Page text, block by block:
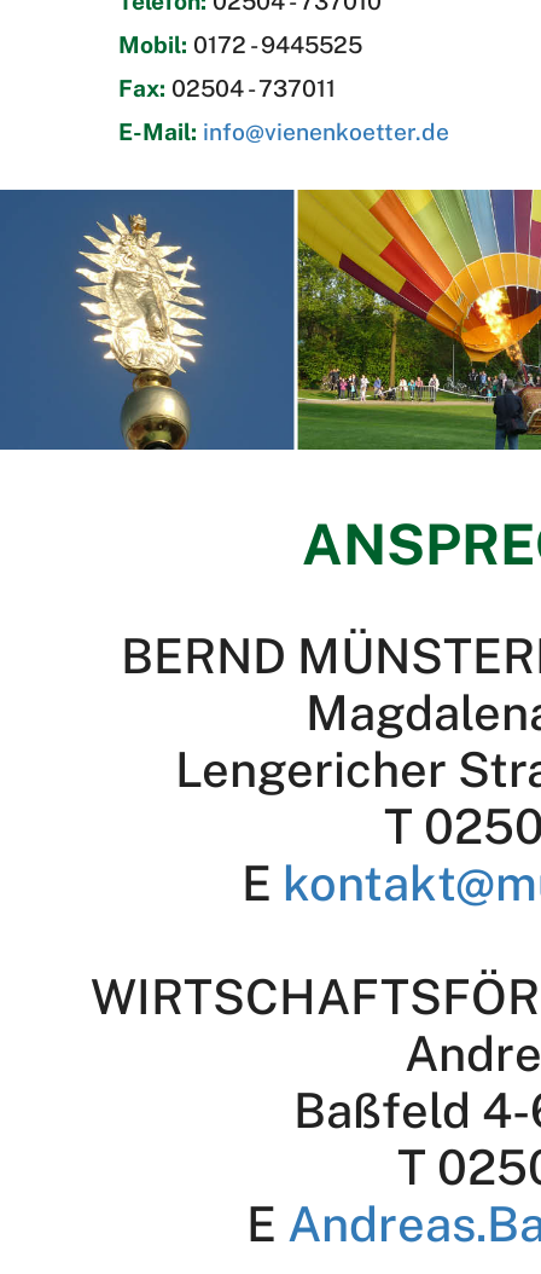
Mobil: 0172 - 9445525
Fax: 02504 - 737011
E-Mail: info@vienenkoetter.de
BERND
Lengericher
T
E
Baßfeld
T
E